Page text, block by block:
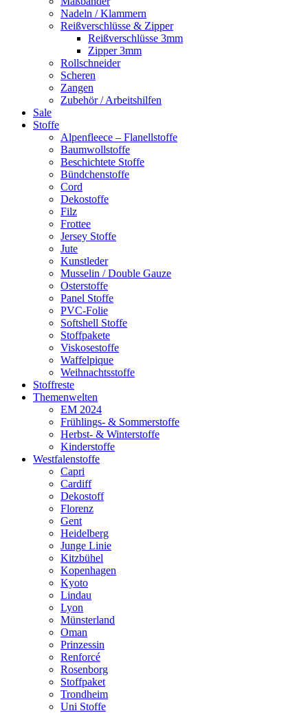
Nadeln / Klammern
Reißverschlüsse & Zipper
Reißverschlüsse 3mm
Zipper 3mm
Rollschneider
Scheren
Zangen
Zubehör / Arbeitshilfen
Sale
Stoffe
Alpenfleece – Flanellstoffe
Baumwollstoffe
Beschichtete Stoffe
Bündchenstoffe
Cord
Dekostoffe
Filz
Frottee
Jersey Stoffe
Jute
Kunstleder
Musselin / Double Gauze
Osterstoffe
Panel Stoffe
PVC-Folie
Softshell Stoffe
Stoffpakete
Viskosestoffe
Waffelpique
Weihnachtsstoffe
Stoffreste
Themenwelten
EM 2024
Frühlings- & Sommerstoffe
Herbst- & Winterstoffe
Kinderstoffe
Westfalenstoffe
Capri
Cardiff
Dekostoff
Florenz
Gent
Heidelberg
Junge Linie
Kitzbühel
Kopenhagen
Kyoto
Lindau
Lyon
Münsterland
Oman
Prinzessin
Renforcé
Rosenborg
Stoffpaket
Trondheim
Uni Stoffe